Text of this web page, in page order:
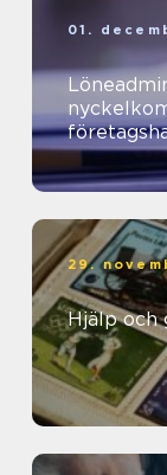
01.
29.
Hjälp och